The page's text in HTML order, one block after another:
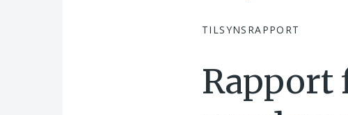
TILSYNSRAPPORT
Rapport